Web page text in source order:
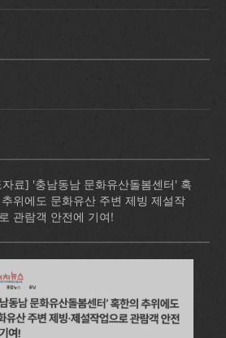
료] '충남동남 문화유산돌봄센터' 혹
위에도 문화유산 주변 제빙 제설작
관람객 안전에 기여!